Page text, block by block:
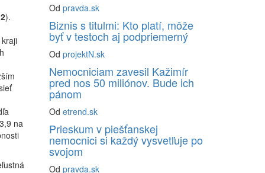
).
na
Odpravda.sk
Biznis s titulmi: Kto platí, môže
byť v testoch aj podpriemerný
OdprojektN.sk
Nemocniciam zavesil Kažimír
pred nos 50 miliónov. Bude ich
pánom
Odetrend.sk
Prieskum v piešťanskej
nemocnici si každý vysvetľuje po
svojom
Odpravda.sk